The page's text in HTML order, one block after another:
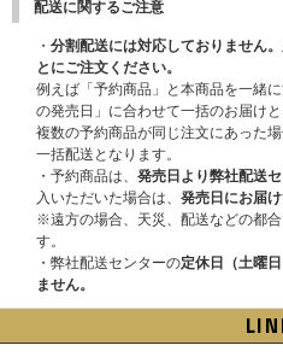
■その他注意事項
・お一人様何度でもご予約可能です
各ストアの上限数に達し次第、販売を
・商品および特典の発送は日本国内
・お客様のご都合による長期不在・
負いかねます。再発送の対応はでき
す。あらかじめご了承ください。
・横浜公演記念ラッキードローイベ
切禁止です｡
・発売元や流通事情および天候など
がございますが、お届けの遅れを理
たしかねます。あらかじめご了承く
商品の発送は日本国内のみ対応可能で
・日本オリコンランキング、
配送に関するご注意
・ 分割配送には対応しておりません
とにご注文ください。
例えば「予約商品」と本商品を一緒
の発売日」に合わせて一括のお届けと
複数の予約商品が同じ注文にあった
一括配送となります。
・予約商品は、 発売日より弊社配送
入いただいた場合は、 発売日にお届け
※遠方の場合、天災、配送などの都
す。
・弊社配送センターの定休日（土曜
ません。